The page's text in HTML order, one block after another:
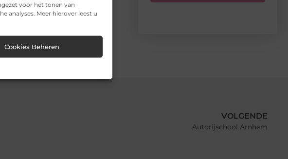
voor het tonen van
analyses. Meer hierover leest u
Cookies Beheren
VOLGENDE
Autorijschool Arnhem